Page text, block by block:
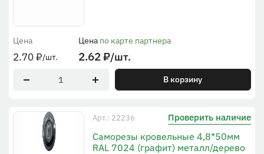
Цена
2.70₽/шт.
Цена по карте партнера
2.62₽/шт.
В корзину
Арт.: 22236 Проверить наличие
Саморезы кровельные 4,8*50мм
RAL 7024 (графит) металл/дерево